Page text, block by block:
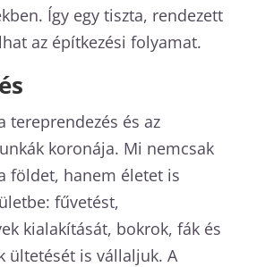
Így egy tiszta, rendezett
az építkezési folyamat.
tereprendezés és az
koronája. Mi nemcsak
földet, hanem életet is
fűvetést,
kialakítását, bokrok, fák és
ültetését is vállaljuk. A